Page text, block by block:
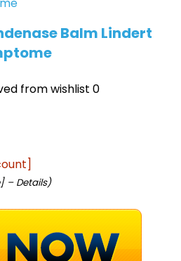
Balm Lindert
from wishlist 0
– Details)